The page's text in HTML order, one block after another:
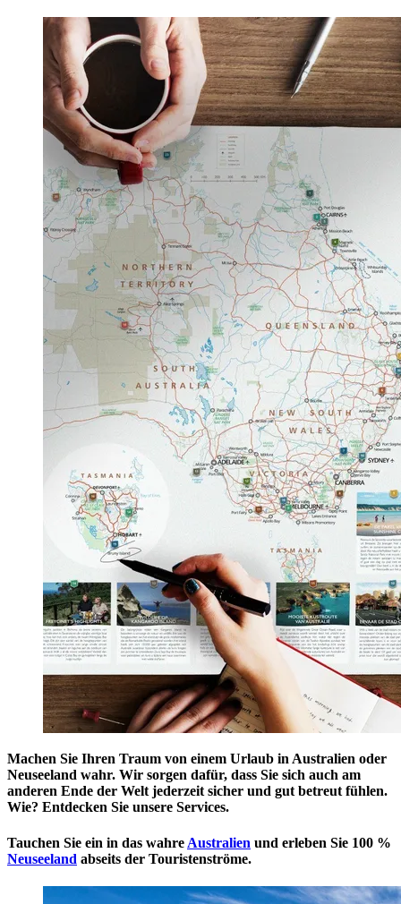
Machen Sie Ihren Traum von einem Urlaub in Australien oder
Neuseeland wahr. Wir sorgen dafür, dass Sie sich auch am
anderen Ende der Welt jederzeit sicher und gut betreut fühlen.
Wie? Entdecken Sie unsere Services.
Tauchen Sie ein in das wahre Australien und erleben Sie 100 %
Neuseeland abseits der Touristenströme.